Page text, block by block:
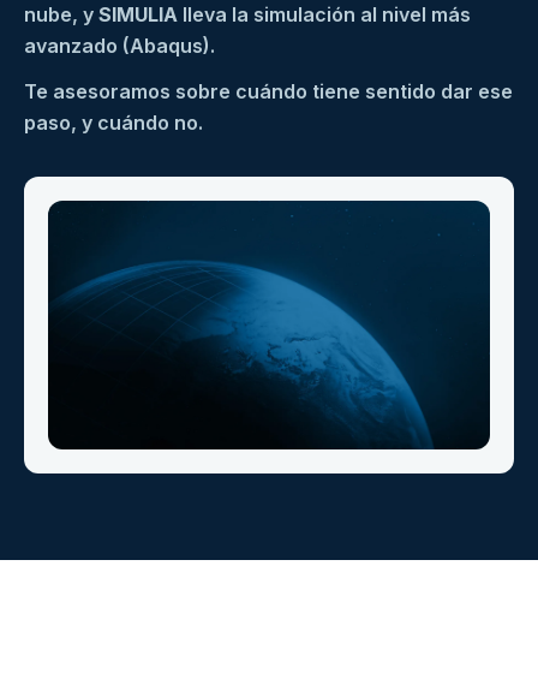
nube, y SIMULIA lleva la simulación al nivel más
avanzado (Abaqus).
Te asesoramos sobre cuándo tiene sentido dar ese
paso, y cuándo no.